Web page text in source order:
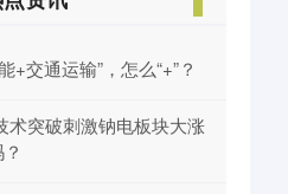
+交通运输”，怎么“+”？
术突破刺激钠电板块大涨